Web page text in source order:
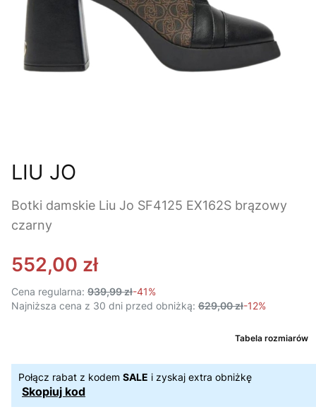
LIU JO
Botki damskie Liu Jo SF4125 EX162S brązowy
czarny
552,00 zł
Cena regularna: 939,99 zł-41%
Najniższa cena z 30 dni przed obniżką: 629,00 zł-12%
Tabela rozmiarów
Połącz rabat z kodem SALE i zyskaj extra obniżkę
Skopiuj kod